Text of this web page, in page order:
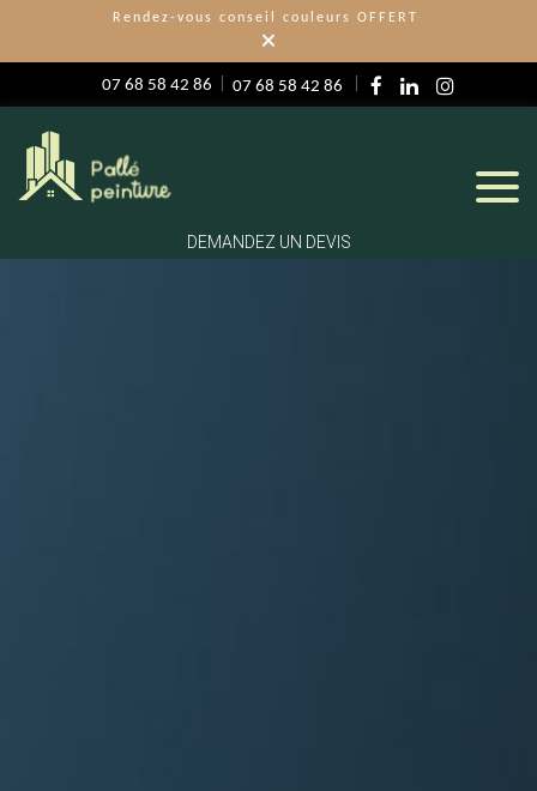
Rendez-vous conseil couleurs OFFERT
×
07 68 58 42 86 07 68 58 42 86
DEMANDEZ UN DEVIS